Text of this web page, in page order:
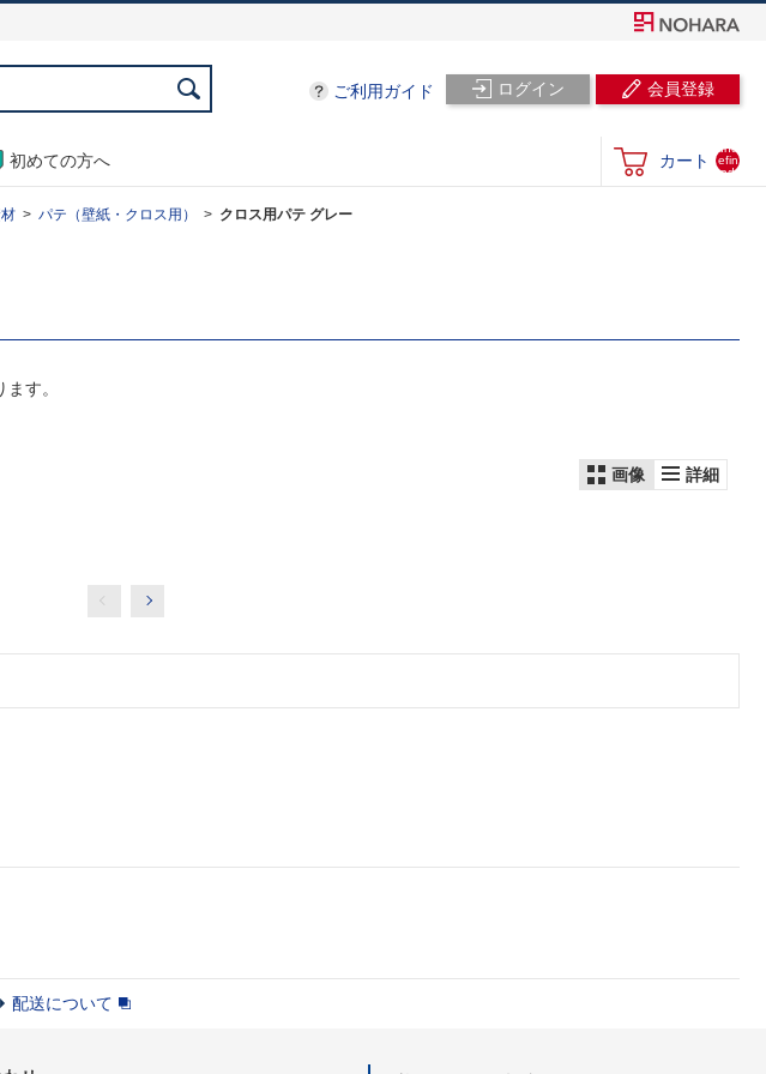
ログイン 会員登録
ご利用ガイド
初めての方へ カート
und
efin
ed
パテ（壁紙・クロス用） クロス用パテ グレー
す。
画像 詳細
配送について